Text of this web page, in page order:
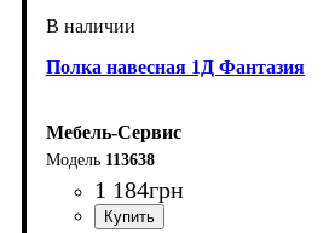
Полка навесная 1Д Фантазия
Мебель-Сервис
113638
1 184грн